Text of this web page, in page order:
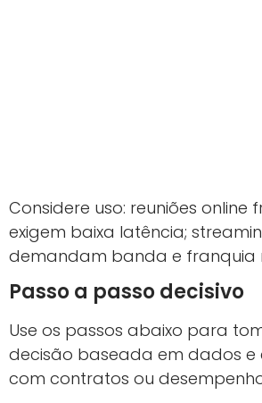
Considere uso: reuniões online
exigem baixa latência;
demandam banda e franquia
Passo a passo decisivo
Use os passos abaixo para
decisão baseada em dados e
com contratos ou